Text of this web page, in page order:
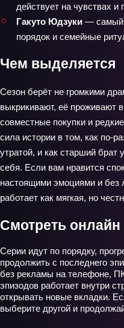
действует на чувствах и
Гакуто Юдзуки — самый
порядок и семейные
Чем выделяется
Сезон берёт не громкими
выкрикивают, её проживают
совместные покупки и
сила истории в том, как
утратой, и как старший брат
себя. Если вам нравится
настоящими эмоциями и без
работает как мягкая, но
Смотреть онлайн
Серии идут по порядку,
продолжить с последнего
без рекламы на телефоне,
эпизодов работает внутри
открывать новые вкладки.
выберите другой и